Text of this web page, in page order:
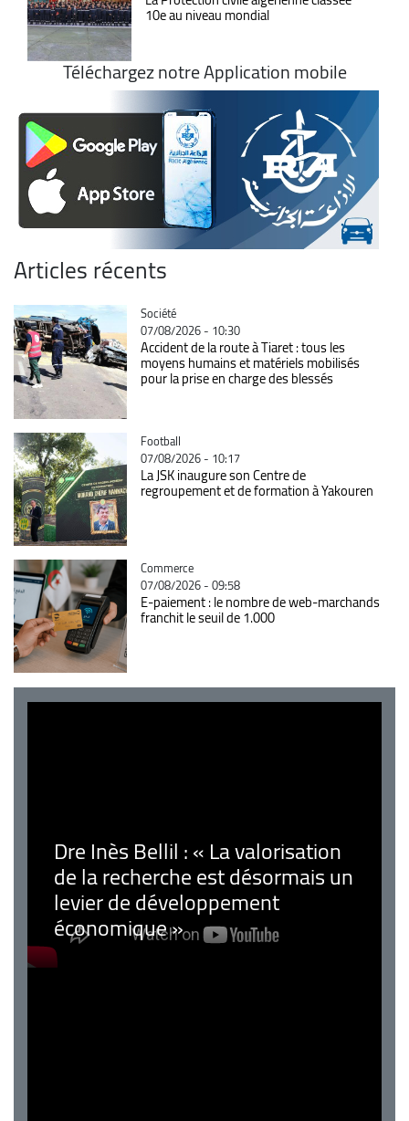
10e au niveau mondial
Téléchargez notre Application mobile
Articles récents
Catégorie
Société
07/08/2026 - 10:30
Accident de la route à Tiaret : tous les
moyens humains et matériels mobilisés
pour la prise en charge des blessés
Catégorie
Football
07/08/2026 - 10:17
La JSK inaugure son Centre de
regroupement et de formation à Yakouren
Catégorie
Commerce
07/08/2026 - 09:58
E-paiement : le nombre de web-marchands
franchit le seuil de 1.000
Dre Inès Bellil : « La valorisation
de la recherche est désormais un
levier de développement
économique »